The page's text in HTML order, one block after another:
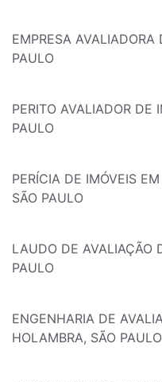
EMPRESA
PAULO
PERITO AVALIADOR DE
PAULO
PERÍCIA DE IMÓVEIS
SÃO PAULO
LAUDO DE AVALIAÇÃO
PAULO
ENGENHARIA DE
HOLAMBRA, SÃO PAULO